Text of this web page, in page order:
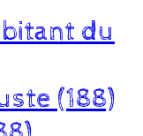
du
(188)